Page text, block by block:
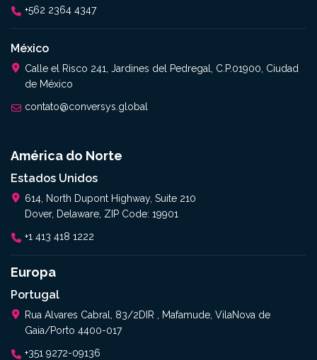
+562 2364 4347​
México
Calle el Risco 241, Jardines del Pedregal, C.P.01900, Ciudad
de México
contato@conversys.global
América do Norte
Estados Unidos
614, North Dupont Highway, Suite 210
Dover, Delaware, ZIP Code: 19901
+1 413 418 1222
Europa
Portugal
Rua Alvares Cabral, 83/2DIR , Mafamude, VilaNova de
Gaia/Porto 4400-017
+351 9272-09136